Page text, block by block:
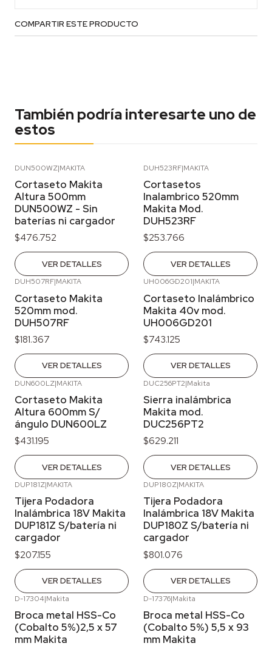
COMPARTIR ESTE PRODUCTO
También podría interesarte uno de
estos
DUN500WZ|MAKITA
Cortaseto Makita
Altura 500mm
DUN500WZ - Sin
baterías ni cargador
$476.752
VER DETALLES
DUH523RF|MAKITA
Cortasetos
Inalambrico 520mm
Makita Mod.
DUH523RF
$253.766
VER DETALLES
DUH507RF|MAKITA
Cortaseto Makita
520mm mod.
DUH507RF
$181.367
VER DETALLES
UH006GD201|MAKITA
Cortaseto Inalámbrico
Makita 40v mod.
UH006GD201
$743.125
VER DETALLES
DUN600LZ|MAKITA
Cortaseto Makita
Altura 600mm S/
ángulo DUN600LZ
$431.195
VER DETALLES
DUC256PT2|Makita
Sierra inalámbrica
Makita mod.
DUC256PT2
$629.211
VER DETALLES
DUP181Z|MAKITA
Tijera Podadora
Inalámbrica 18V Makita
DUP181Z S/batería ni
cargador
$207.155
VER DETALLES
DUP180Z|MAKITA
Tijera Podadora
Inalámbrica 18V Makita
DUP180Z S/batería ni
cargador
$801.076
VER DETALLES
D-17304|Makita
Broca metal HSS-Co
(Cobalto 5%)2,5 x 57
mm Makita
D-17376|Makita
Broca metal HSS-Co
(Cobalto 5%) 5,5 x 93
mm Makita